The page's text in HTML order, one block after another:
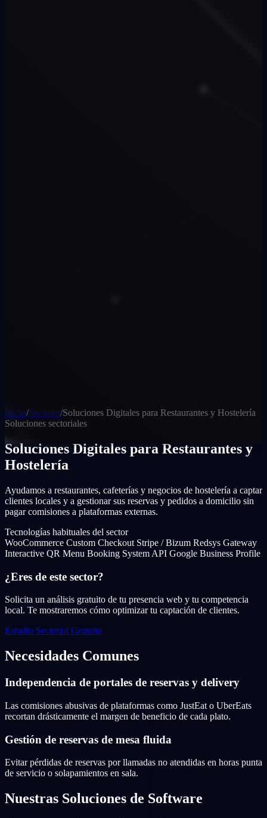
Inicio/Sectores/Soluciones Digitales para Restaurantes y Hostelería
Soluciones sectoriales
Soluciones Digitales para Restaurantes y
Hostelería
Ayudamos a restaurantes, cafeterías y negocios de hostelería a captar
clientes locales y a gestionar sus reservas y pedidos a domicilio sin
pagar comisiones a plataformas externas.
Tecnologías habituales del sector
WooCommerce Custom Checkout Stripe / Bizum Redsys Gateway
Interactive QR Menu Booking System API Google Business Profile
¿Eres de este sector?
Solicita un análisis gratuito de tu presencia web y tu competencia
local. Te mostraremos cómo optimizar tu captación de clientes.
Estudio Sectorial Gratuito
Necesidades Comunes
Independencia de portales de reservas y delivery
Las comisiones abusivas de plataformas como JustEat o UberEats
recortan drásticamente el margen de beneficio de cada plato.
Gestión de reservas de mesa fluida
Evitar pérdidas de reservas por llamadas no atendidas en horas punta
de servicio o solapamientos en sala.
Nuestras Soluciones de Software